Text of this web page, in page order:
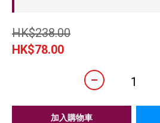
HK$238.00
HK$78.00
加入購物車